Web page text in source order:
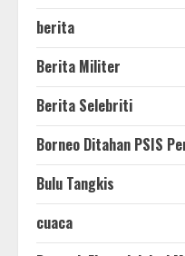
berita
Berita Militer
Berita Selebriti
Borneo Ditahan PSIS
Bulu Tangkis
cuaca